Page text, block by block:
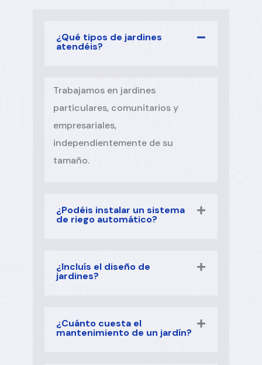
¿Qué tipos de jardines
atendéis?
Trabajamos en jardines
particulares, comunitarios y
empresariales,
independientemente de su
tamaño.
¿Podéis instalar un sistema
de riego automático?
¿Incluís el diseño de
jardines?
¿Cuánto cuesta el
mantenimiento de un jardín?